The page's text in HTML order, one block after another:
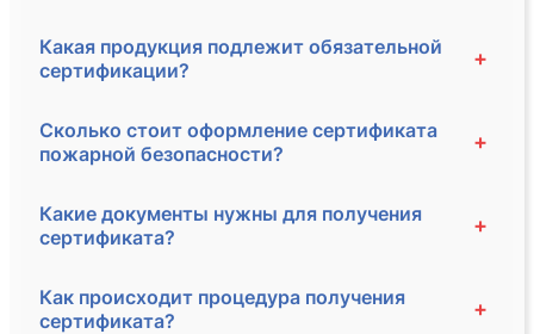
Какая продукция подлежит обязательной
сертификации?
+
Сколько стоит оформление сертификата
пожарной безопасности?
+
Какие документы нужны для получения
сертификата?
+
Как происходит процедура получения
сертификата?
+